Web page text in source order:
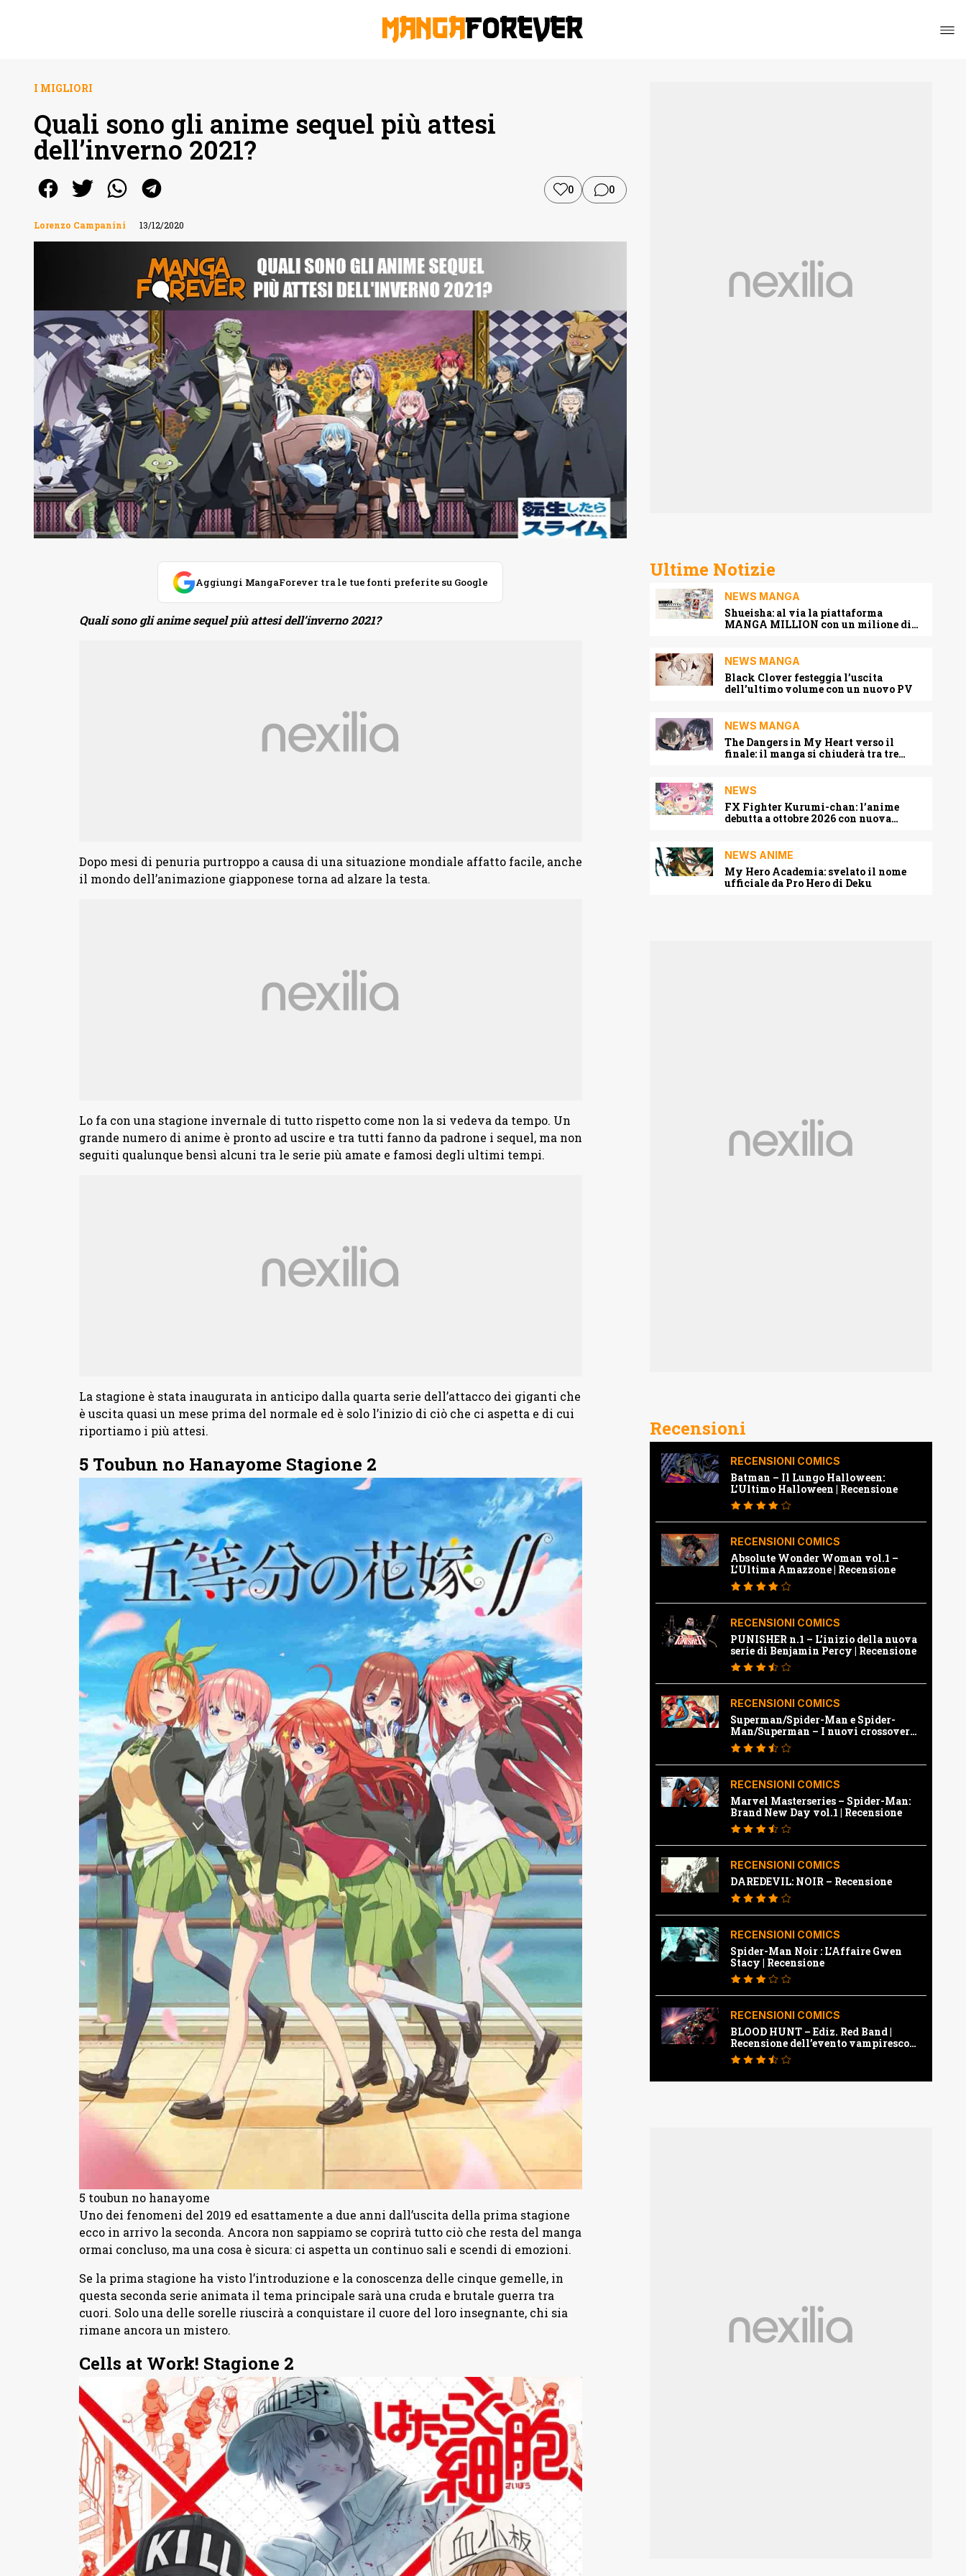
I MIGLIORI
Quali sono gli anime sequel più attesi
dell’inverno 2021?
0 0
Lorenzo Campanini 13/12/2020
Aggiungi MangaForever tra le tue fonti preferite su Google
Quali sono gli anime sequel più attesi dell’inverno 2021?
Dopo mesi di penuria purtroppo a causa di una situazione mondiale affatto facile, anche
il mondo dell’animazione giapponese torna ad alzare la testa.
Lo fa con una stagione invernale di tutto rispetto come non la si vedeva da tempo. Un
grande numero di anime è pronto ad uscire e tra tutti fanno da padrone i sequel, ma non
seguiti qualunque bensì alcuni tra le serie più amate e famosi degli ultimi tempi.
La stagione è stata inaugurata in anticipo dalla quarta serie dell’attacco dei giganti che
è uscita quasi un mese prima del normale ed è solo l’inizio di ciò che ci aspetta e di cui
riportiamo i più attesi.
5 Toubun no Hanayome Stagione 2
5 toubun no hanayome
Uno dei fenomeni del 2019 ed esattamente a due anni dall’uscita della prima stagione
ecco in arrivo la seconda. Ancora non sappiamo se coprirà tutto ciò che resta del manga
ormai concluso, ma una cosa è sicura: ci aspetta un continuo sali e scendi di emozioni.
Se la prima stagione ha visto l’introduzione e la conoscenza delle cinque gemelle, in
questa seconda serie animata il tema principale sarà una cruda e brutale guerra tra
cuori. Solo una delle sorelle riuscirà a conquistare il cuore del loro insegnante, chi sia
rimane ancora un mistero.
Cells at Work! Stagione 2
Ultime Notizie
NEWS MANGA
Shueisha: al via la piattaforma
MANGA MILLION con un milione di
NEWS MANGA
Black Clover festeggia l’uscita
dell’ultimo volume con un nuovo PV
NEWS MANGA
The Dangers in My Heart verso il
finale: il manga si chiuderà tra tre
NEWS
FX Fighter Kurumi-chan: l’anime
debutta a ottobre 2026 con nuova
NEWS ANIME
My Hero Academia: svelato il nome
ufficiale da Pro Hero di Deku
Recensioni
RECENSIONI COMICS
Batman – Il Lungo Halloween:
L’Ultimo Halloween | Recensione
RECENSIONI COMICS
Absolute Wonder Woman vol.1 –
L’Ultima Amazzone | Recensione
RECENSIONI COMICS
PUNISHER n.1 – L’inizio della nuova
serie di Benjamin Percy | Recensione
RECENSIONI COMICS
Superman/Spider-Man e Spider-
Man/Superman – I nuovi crossover
Marvel e Dc | Recensione
RECENSIONI COMICS
Marvel Masterseries – Spider-Man:
Brand New Day vol.1 | Recensione
RECENSIONI COMICS
DAREDEVIL: NOIR – Recensione
RECENSIONI COMICS
Spider-Man Noir : L’Affaire Gwen
Stacy | Recensione
RECENSIONI COMICS
BLOOD HUNT – Ediz. Red Band |
Recensione dell’evento vampiresco
della Marvel